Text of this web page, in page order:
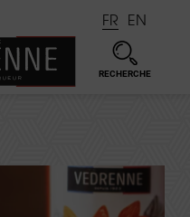
RECHERCHE
FR EN